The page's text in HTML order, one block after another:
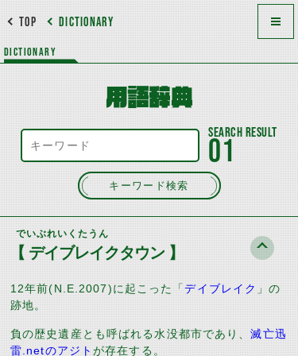
DICTIONARY
TOP
DICTIONARY
用語辞典
キーワード検索
01
でいぶれいくたうん
【 デイブレイクタウン 】
12年前(N.E.2007)に起こった「デイブレイク 」の
跡地。
負の歴史遺産とも呼ばれる水没都市であり、滅亡迅
雷.netのアジトが存在する。